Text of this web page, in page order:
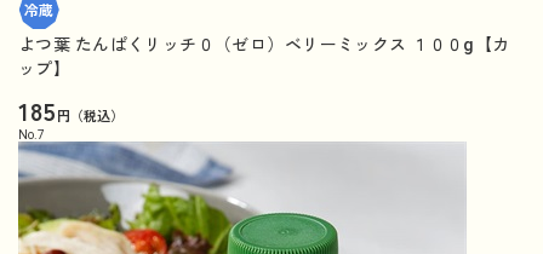
よつ葉 たんぱくリッチ０（ゼロ）ベリーミックス １００g【カ
ップ】
185円（税込）
No. 7